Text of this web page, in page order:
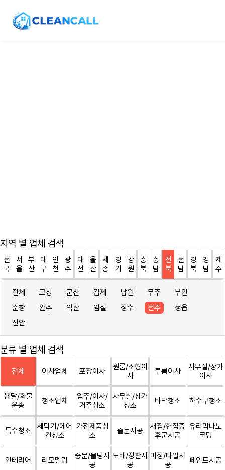
지역 별 업체 검색
전
국
서
울
부
산
대
구
인
천
광
주
대
전
울
산
세
종
경
기
강
원
충
북
충
남
전
북
전
남
경
북
경
남
제
주
전체 고창 군산 김제 남원 무주
부안
순창
완주 익산 임실 장수 전주
정읍
진안
분류 별 업체 검색
전체 이사업체 포장이사
원룸/소형이
사
투룸이사
사무실/상가
이사
용달/화물
운송
청소업체
입주/이사/
거주청소
사무실/상가
청소
바닥청소 하수구청소
특수청소
세탁기/에어
컨청소
가전제품청
소
줄눈시공
새집/헌집증
후군시공
유리막나노
코팅
인테리어 리모델링
중문/몰딩시
공
도배/장판시
공
미장/타일시
공
페인트시공